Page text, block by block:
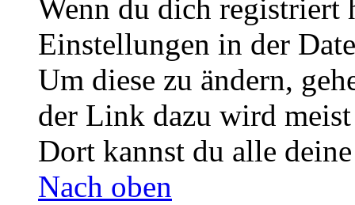
Wenn du dich registriert
Einstellungen in der
Um diese zu ändern,
der Link dazu wird
Dort kannst du alle
Nach oben